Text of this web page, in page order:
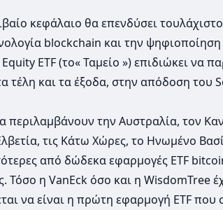
κεφάλαιο θα επενδύσει
blockchain και την
ETF (το« Ταμείο ») επιδιώκει να
τέλη και τα έξοδα, στην απόδοση του
περιλαμβάνουν την Αυστραλία, τον
τις Κάτω Χώρες, το Ηνωμένο
από δώδεκα εφαρμογές ETF
Τόσο η VanEck όσο και η WisdomTree
να είναι η πρώτη εφαρμογή ETF που